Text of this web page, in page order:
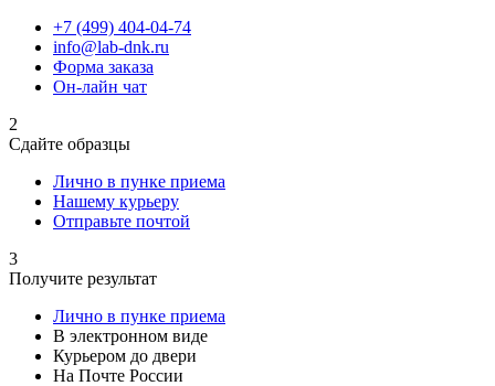
+7 (499) 404-04-74
info@lab-dnk.ru
Форма заказа
Он-лайн чат
2
Сдайте образцы
Лично в пунке приема
Нашему курьеру
Отправьте почтой
3
Получите результат
Лично в пунке приема
В электронном виде
Курьером до двери
На Почте России